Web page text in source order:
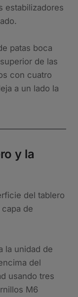
estabilizadores
patas boca
de las
con cuatro
a un lado la
y la
del tablero
de
la unidad de
del
usando tres
M6